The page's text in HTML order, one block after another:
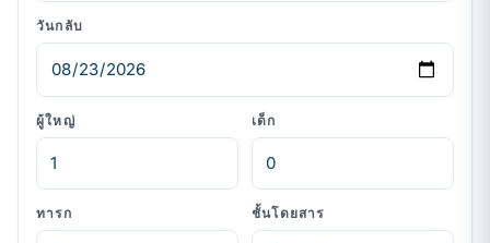
วันกลับ
ผู้ใหญ่ เด็ก
ทารก ชั้นโดยสาร